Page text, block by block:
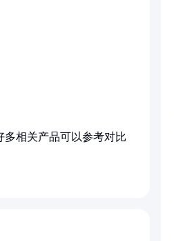
多相关产品可以参考对比